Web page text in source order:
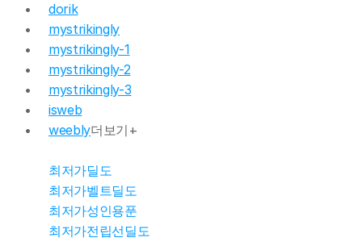
dorik
mystrikingly
mystrikingly-1
mystrikingly-2
mystrikingly-3
isweb
weebly더보기+
최저가딜도
최저가벨트딜도
최저가성인용푼
최저가전립선딜도